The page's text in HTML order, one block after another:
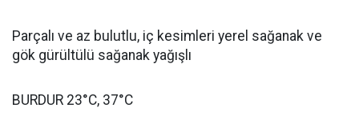
Parçalı ve az bulutlu, iç kesimleri yerel sağanak ve
gök gürültülü sağanak yağışlı
BURDUR 23°C, 37°C